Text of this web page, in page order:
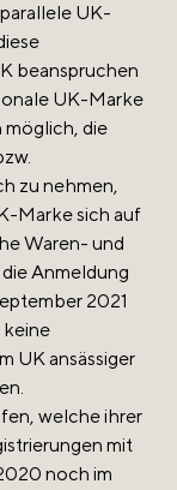
UK-
beanspruchen
UK-Marke
möglich, die
zu nehmen,
Marke sich auf
Waren- und
Anmeldung
2021
UK ansässiger
welche ihrer
mit
noch im